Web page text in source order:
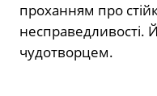
проханням про
несправедливості.
чудотворцем.